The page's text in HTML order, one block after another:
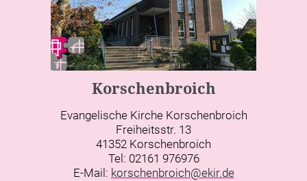
Korschenbroich
Evangelische Kirche Korschenbroich
Freiheitsstr. 13
41352 Korschenbroich
Tel: 02161 976976
E-Mail: korschenbroich@ekir.de